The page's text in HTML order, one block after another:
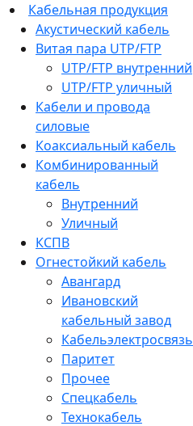
Кабельная продукция
Акустический кабель
Витая пара UTP/FTP
UTP/FTP внутренний
UTP/FTP уличный
Кабели и провода
силовые
Коаксиальный кабель
Комбинированный
кабель
Внутренний
Уличный
КСПВ
Огнестойкий кабель
Авангард
Ивановский
кабельный завод
Кабельэлектросвязь
Паритет
Прочее
Спецкабель
Технокабель